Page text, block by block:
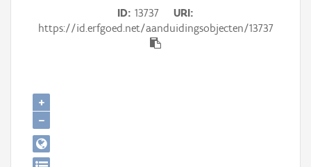
Gebeurtenis
Downloads
Hergebruik
Aanmelden
ID 13737
URI
https://id.erfgoed.net/aanduidingsobjecten/13737
+
−